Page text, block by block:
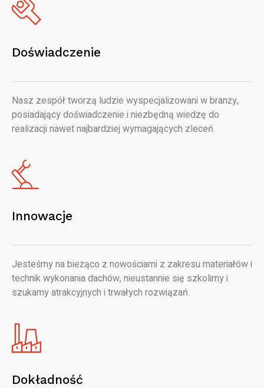
Doświadczenie
Nasz zespół tworzą ludzie wyspecjalizowani w branży,
posiadający doświadczenie i niezbędną wiedzę do
realizacji nawet najbardziej wymagających zleceń.
Innowacje
Jesteśmy na bieżąco z nowościami z zakresu materiałów i
technik wykonania dachów, nieustannie się szkolimy i
szukamy atrakcyjnych i trwałych rozwiązań.
Dokładność